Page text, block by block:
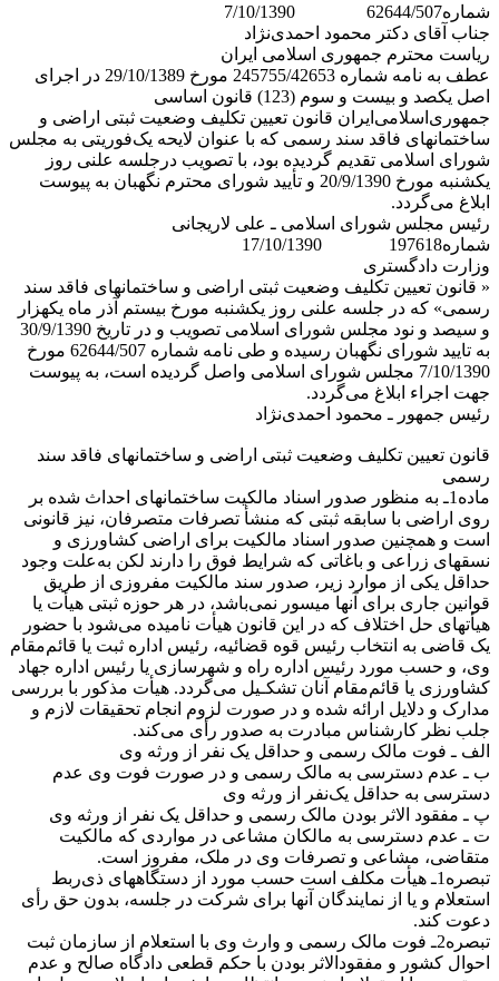
شماره62644/507 7/10/1390
جناب آقای دکتر محمود احمدی‌نژاد
ریاست محترم جمهوری اسلامی ایران
عطف به نامه شماره 245755/42653 مورخ 29/10/1389 در اجرای
اصل یکصد و بیست و سوم (123) قانون اساسی
جمهوری‌اسلامی‌ایران قانون تعیین تکلیف وضعیت ثبتی اراضی و
ساختمانهای فاقد سند رسمی که با عنوان لایحه یک‌فوریتی به مجلس
‌شورای ‌اسلامی تقدیم گردیده بود، با تصویب درجلسه علنی روز
یکشنبه مورخ 20/9/1390 و تأیید شورای محترم نگهبان به پیوست
ابلاغ می‌گردد.
رئیس مجلس شورای اسلامی ـ علی لاریجانی
شماره197618 17/10/1390
وزارت دادگستری
« قانون تعیین تکلیف وضعیت ثبتی اراضی و ساختمانهای فاقد سند
رسمی» که در جلسه علنی روز یکشنبه مورخ بیستم آذر ماه یکهزار
و سیصد و نود مجلس شورای اسلامی تصویب و در تاریخ 30/9/1390
به تایید شورای نگهبان رسیده و طی نامه شماره 62644/507 مورخ
7/10/1390 مجلس شورای اسلامی واصل گردیده است، به پیوست
جهت اجراء ابلاغ می‌گردد.
رئیس جمهور ـ محمود احمدی‌نژاد
قانون تعیین تکلیف وضعیت ثبتی اراضی و ساختمانهای فاقد سند
رسمی
ماده1ـ به منظور صدور اسناد مالکیت ساختمانهای احداث شده بر
روی اراضی با سابقه ثبتی که منشأ تصرفات متصرفان، نیز قانونی
است و همچنین صدور اسناد مالکیت برای اراضی کشاورزی و
نسقهای زراعی و باغاتی که شرایط فوق را دارند لکن به‌علت وجود
حداقل یکی از موارد زیر، صدور سند مالکیت مفروزی از طریق
قوانین جاری برای آنها میسور نمی‌باشد، در هر حوزه ثبتی هیأت یا
هیأتهای حل اختلاف که در این قانون هیأت نامیده می‌شود با حضور
یک قاضی به انتخاب رئیس قوه قضائیه، رئیس اداره ثبت یا قائم‌مقام
وی، و حسب مورد رئیس اداره راه و شهرسازی یا رئیس اداره جهاد
کشاورزی یا قائم‌مقام آنان تشکـیل می‌گردد. هیأت مذکور با بررسی
مدارک و دلایل ارائه شده و در صورت لزوم انجام تحقیقات لازم و
جلب نظر کارشناس مبادرت به صدور رأی می‌کند.
الف ـ فوت مالک رسمی و حداقل یک نفر از ورثه وی
ب ـ عدم دسترسی به مالک رسمی و در صورت فوت وی عدم
دسترسی به حداقل یک‌نفر از ورثه وی
پ ـ مفقود الاثر بودن مالک رسمی و حداقل یک نفر از ورثه وی
ت ـ عدم دسترسی به مالکان مشاعی در مواردی که مالکیت
متقاضی، مشاعی و تصرفات وی در ملک، مفروز است.
تبصره1ـ هیأت مکلف است حسب مورد از دستگاههای ذی‌ربط
استعلام و یا از نمایندگان آنها برای شرکت در جلسه، بدون حق رأی
دعوت کند.
تبصره2ـ فوت مالک رسمی و وارث وی با استعلام از سازمان ثبت
احوال کشور و مفقودالاثر بودن با حکم قطعی دادگاه صالح و عدم